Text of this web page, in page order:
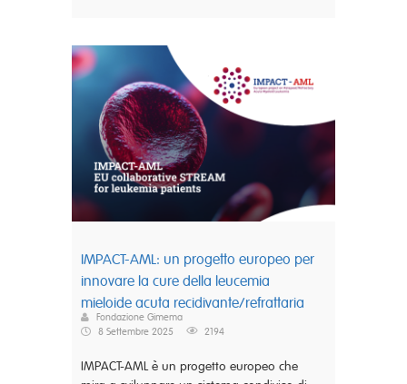
IMPACT-AML: un progetto europeo per
innovare la cure della leucemia
mieloide acuta recidivante/refrattaria
Fondazione Gimema
8 Settembre 2025
2194
IMPACT-AML è un progetto europeo che